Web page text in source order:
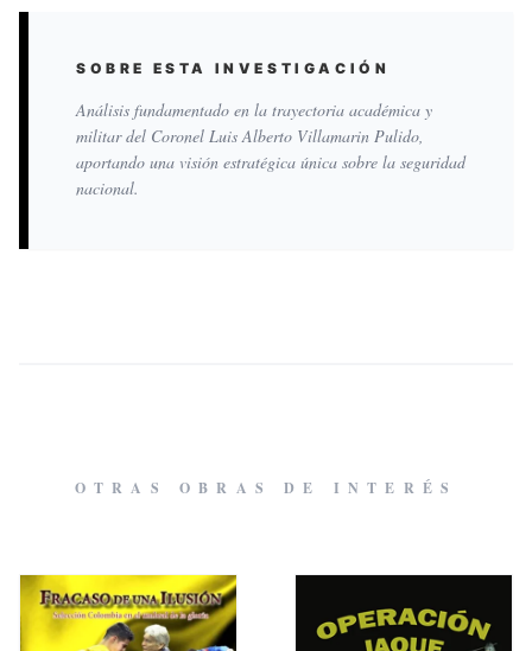
SOBRE ESTA INVESTIGACIÓN
Análisis fundamentado en la trayectoria académica y
militar del Coronel Luis Alberto Villamarin Pulido,
aportando una visión estratégica única sobre la seguridad
nacional.
OTRAS OBRAS DE INTERÉS